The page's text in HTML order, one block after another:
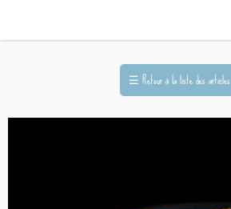
☰Retour à la liste des articles